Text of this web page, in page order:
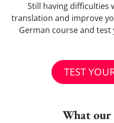
Still having difficulties
translation and improve
German course and
TEST
What our